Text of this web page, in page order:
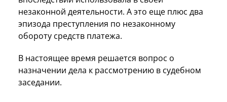
незаконной деятельности. А это еще плюс два
эпизода преступления по незаконному
обороту средств платежа.
В настоящее время решается вопрос о
назначении дела к рассмотрению в судебном
заседании.